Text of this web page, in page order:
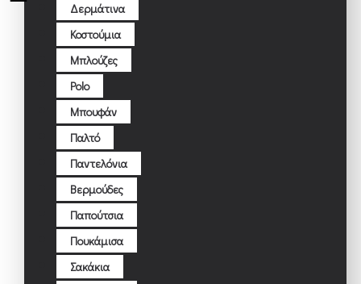
Δερμάτινα
Κοστούμια
Μπλούζες
Polo
Μπουφάν
Παλτό
Παντελόνια
Βερμούδες
Παπούτσια
Πουκάμισα
Σακάκια